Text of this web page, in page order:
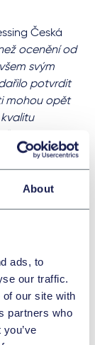
About
ads, to
our traffic.
our site with
partners who
Česká
ocenění od
svým
potvrdit
mohou opět
roku 2019
zástupců
české